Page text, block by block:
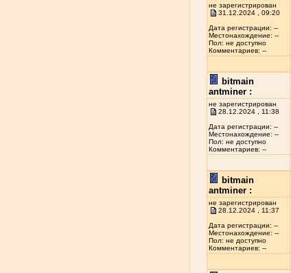
не зарегистрирован
31.12.2024 , 09:20
Дата регистрации: --
Местонахождение: --
Пол: не доступно
Комментариев: --
bitmain
antminer :
не зарегистрирован
28.12.2024 , 11:38
Дата регистрации: --
Местонахождение: --
Пол: не доступно
Комментариев: --
bitmain
antminer :
не зарегистрирован
28.12.2024 , 11:37
Дата регистрации: --
Местонахождение: --
Пол: не доступно
Комментариев: --